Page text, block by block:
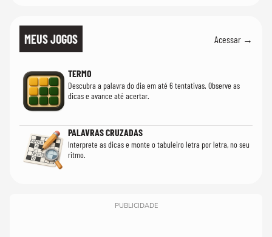
MEUS JOGOS Acessar →
TERMO
Descubra a palavra do dia em até 6 tentativas. Observe as
dicas e avance até acertar.
PALAVRAS CRUZADAS
Interprete as dicas e monte o tabuleiro letra por letra, no seu
ritmo.
PUBLICIDADE